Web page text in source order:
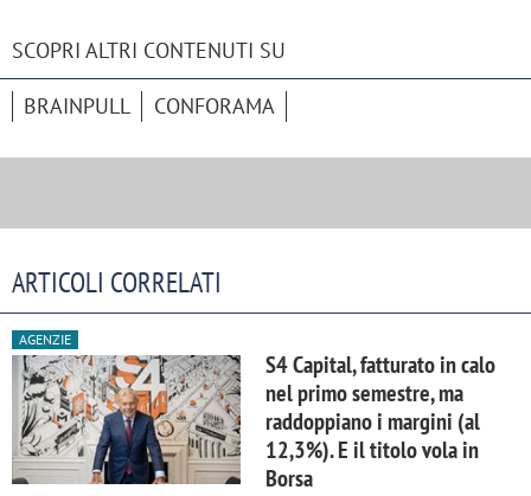
SCOPRI ALTRI CONTENUTI SU
BRAINPULL CONFORAMA
ARTICOLI CORRELATI
AGENZIE
S4 Capital, fatturato in calo
nel primo semestre, ma
raddoppiano i margini (al
12,3%). E il titolo vola in
Borsa